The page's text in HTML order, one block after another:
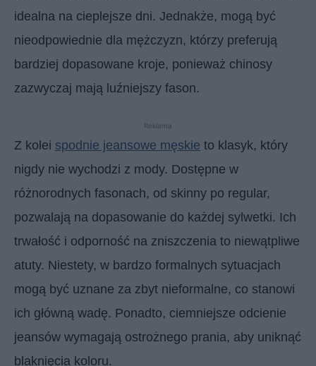
idealna na cieplejsze dni. Jednakże, mogą być
nieodpowiednie dla mężczyzn, którzy preferują
bardziej dopasowane kroje, ponieważ chinosy
zazwyczaj mają luźniejszy fason.
Reklama
Z kolei spodnie jeansowe męskie to klasyk, który
nigdy nie wychodzi z mody. Dostępne w
różnorodnych fasonach, od skinny po regular,
pozwalają na dopasowanie do każdej sylwetki. Ich
trwałość i odporność na zniszczenia to niewątpliwe
atuty. Niestety, w bardzo formalnych sytuacjach
mogą być uznane za zbyt nieformalne, co stanowi
ich główną wadę. Ponadto, ciemniejsze odcienie
jeansów wymagają ostrożnego prania, aby uniknąć
blaknięcia koloru.